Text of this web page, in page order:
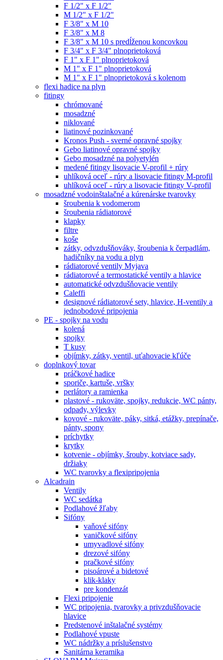
F 1/2" x F 1/2"
M 1/2" x F 1/2"
F 3/8" x M 10
F 3/8" x M 8
F 3/8" x M 10 s predĺženou koncovkou
F 3/4" x F 3/4" plnoprietoková
F 1" x F 1" plnoprietoková
M 1" x F 1" plnoprietoková
M 1" x F 1" plnoprietoková s kolenom
flexi hadice na plyn
fitingy
chrómované
mosadzné
niklované
liatinové pozinkované
Kronos Push - sverné opravné spojky
Gebo liatinové opravné spojky
Gebo mosadzné na polyetylén
medené fitingy lisovacie V-profil + rúry
uhlíková oceľ - rúry a lisovacie fitingy M-profil
uhlíková oceľ - rúry a lisovacie fitingy V-profil
mosadzné vodoinštalačné a kúrenárske tvarovky
šroubenia k vodomerom
šroubenia rádiatorové
klapky
filtre
koše
zátky, odvzdušňováky, šroubenia k čerpadlám,
hadičníky na vodu a plyn
rádiatorové ventily Myjava
rádiatorové a termostatické ventily a hlavice
automatické odvzdušňovacie ventily
Caleffi
designové rádiatorové sety, hlavice, H-ventily a
jednobodové pripojenia
PE - spojky na vodu
kolená
spojky
T kusy
objímky, zátky, ventil, uťahovacie kľúče
doplnkový tovar
práčkové hadice
sporiče, kartuše, vršky
perlátory a ramienka
plastové - rukoväte, spojky, redukcie, WC pánty,
odpady, výlevky
kovové - rukoväte, páky, sitká, etážky, prepínače,
pánty, spony
príchytky
krytky
kotvenie - objímky, šrouby, kotviace sady,
držiaky
WC tvarovky a flexipripojenia
Alcadrain
Ventily
WC sedátka
Podlahové žľaby
Sifóny
vaňové sifóny
vaničkové sifóny
umyvadlové sifóny
drezové sifóny
pračkové sifóny
pisoárové a bidetové
klik-klaky
pre kondenzát
Flexi pripojenie
WC pripojenia, tvarovky a privzdušňovacie
hlavice
Predstenové inštalačné systémy
Podlahové vpuste
WC nádržky a príslušenstvo
Sanitárna keramika